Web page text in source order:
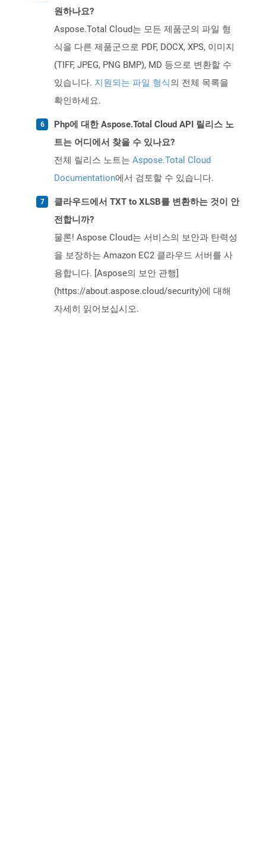
원하나요?
Aspose.Total Cloud는 모든 제품군의 파일 형
식을 다른 제품군으로 PDF, DOCX, XPS, 이미지
(TIFF, JPEG, PNG BMP), MD 등으로 변환할 수
있습니다. 지원되는 파일 형식의 전체 목록을
확인하세요.
Php에 대한 Aspose.Total Cloud API 릴리스 노
트는 어디에서 찾을 수 있나요?
전체 릴리스 노트는 Aspose.Total Cloud
Documentation에서 검토할 수 있습니다.
클라우드에서 TXT to XLSB를 변환하는 것이 안
전합니까?
물론! Aspose Cloud는 서비스의 보안과 탄력성
을 보장하는 Amazon EC2 클라우드 서버를 사
용합니다. [Aspose의 보안 관행]
(https://about.aspose.cloud/security)에 대해
자세히 읽어보십시오.